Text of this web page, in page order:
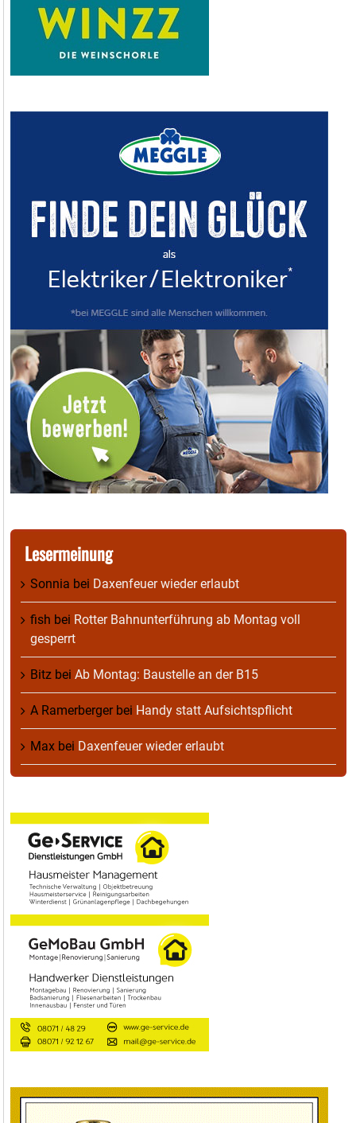
Lesermeinung
Sonnia bei Daxenfeuer wieder erlaubt
fish bei Rotter Bahnunterführung ab Montag voll
gesperrt
Bitz bei Ab Montag: Baustelle an der B15
A Ramerbergerbei Handy statt Aufsichtspflicht
Max bei Daxenfeuer wieder erlaubt